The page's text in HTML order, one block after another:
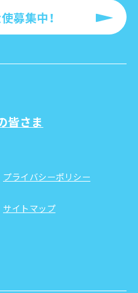
募集中！
皆さま
プライバシーポリシー
サイトマップ